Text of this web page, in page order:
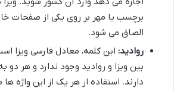
برچسب یا مهر بر روی یکی از صفحات
الصاق می شود.
روادید: این کلمه، معادل فارسی ویزا
بین ویزا و روادید وجود ندارد و هر دو
دارند. استفاده از هر یک از این واژه